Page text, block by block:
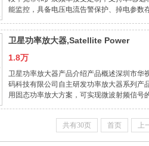
能监控，具备电压电流告警保护、掉电参数
卫星功率放大器,Satellite Power
Amplifier
1.8万
卫星功率放大器产品介绍产品概述深圳市华
码科技有限公司自主研发功率放大器系列产
用固态功率放大方案，可实现微波射频信号
大器件，关键部件采用先进的微组装工艺和
共有30页 首页 上